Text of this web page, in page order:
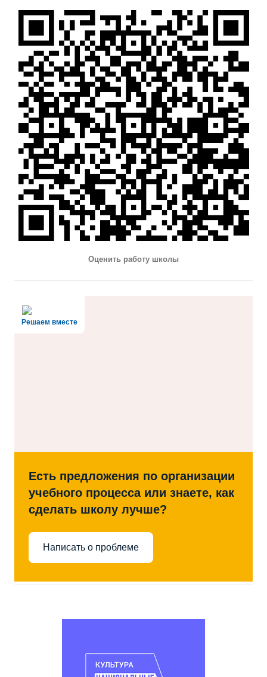
Оценить работу школы
Решаем вместе
Есть предложения по организации
учебного процесса или знаете, как
сделать школу лучше?
Написать о проблеме